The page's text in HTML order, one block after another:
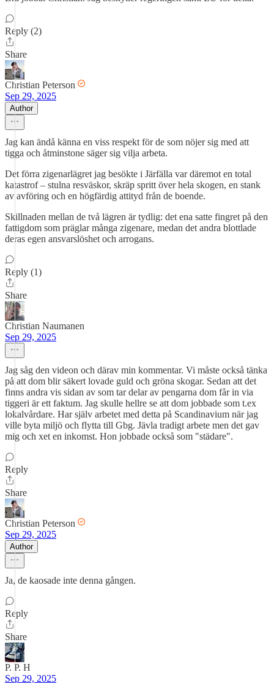
Reply (2)
Share
Christian Peterson
Sep 29, 2025
Author
Jag kan ändå känna en viss respekt för de som nöjer sig med att
tigga och åtminstone säger sig vilja arbeta.
Det förra zigenarlägret jag besökte i Järfälla var däremot en total
katastrof – stulna resväskor, skräp spritt över hela skogen, en stank
av avföring och en högfärdig attityd från de boende.
Skillnaden mellan de två lägren är tydlig: det ena satte fingret på den
fattigdom som präglar många zigenare, medan det andra blottlade
deras egen ansvarslöshet och arrogans.
Reply (1)
Share
Christian Naumanen
Sep 29, 2025
Jag såg den videon och därav min kommentar. Vi måste också tänka
på att dom blir säkert lovade guld och gröna skogar. Sedan att det
finns andra vis sidan av som tar delar av pengarna dom får in via
tiggeri är ett faktum. Jag skulle hellre se att dom jobbade som t.ex
lokalvårdare. Har själv arbetet med detta på Scandinavium när jag
ville byta miljö och flytta till Gbg. Jävla tradigt arbete men det gav
mig och xet en inkomst. Hon jobbade också som "städare".
Reply
Share
Christian Peterson
Sep 29, 2025
Author
Ja, de kaosade inte denna gången.
Reply
Share
P. P. H
Sep 29, 2025